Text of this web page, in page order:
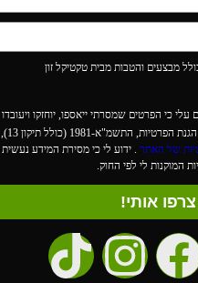
מבצעים והטבות מבית טקטיקל זון
כי הפרטים שמסרתי ייאספו, יוחזקו ויעובדו
במאגר מידע בהתאם להוראות חוק הגנת הפרטיות, התשמ"א-1981 (כולל תיקון 13),
של האתר . ידוע לי כי מסירת המידע נעשית
המוקנות לי לפי החוק.
צרפו אותי!